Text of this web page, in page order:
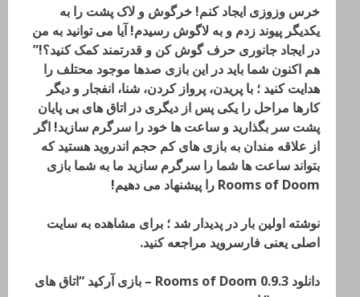
خرس وزوزی ایجاد کنم! خرگوش و لاک پشت را به
یکدیگر پیوند زدم و به لاگوش رسیدم! آیا می توانید به من
در ایجاد جانوری حرف گوش کن و قدرتمند کمک کنید؟!”
هم اکنون شما باید در این بازی صدها موجود محتلف را
هدایت کنید ؛ با پریدن، پرواز کردن، شنا، انفجار و دیگر
کارها مراحل را یکی پس از دیگری در اتاق های بی پایان
پشت سر بگذارید و ساعت ها خود را سرگرم سازید! اگر
از علاقه مندان به بازی های کم حجم اندروید هستید که
بتواند ساعت ها شما را سرگرم سازید ما به شما بازی
Rooms of Doom را پیشنهاد می دهیم!
نوشته اولین بار در پدیدار شد ؛ برای مشاهده به سایت
اصلی یعنی فارسروید مراجعه کنید.
دانلود Rooms of Doom 0.9.3 – بازی آرکید “اتاق های